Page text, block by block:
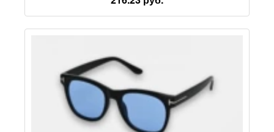
солнцезащитные очки, мужские
солнцезащитные очки, тренд